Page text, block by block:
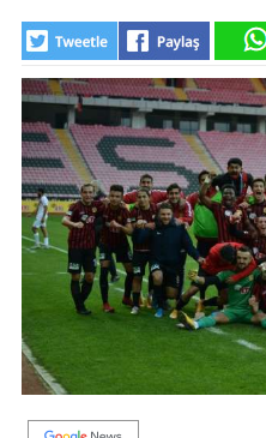
BELEDİYELER
SAĞLIK
SİYASET
EĞİTİM
GALERİ
VİDEO
YAZARLAR
BİZE
ULAŞIN